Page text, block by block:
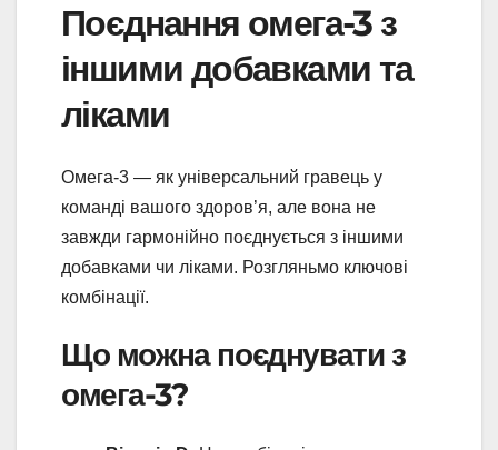
Поєднання омега-3 з
іншими добавками та
ліками
Омега-3 — як універсальний гравець у
команді вашого здоров’я, але вона не
завжди гармонійно поєднується з іншими
добавками чи ліками. Розгляньмо ключові
комбінації.
Що можна поєднувати з
омега-3?